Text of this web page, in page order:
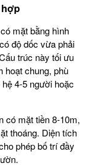
mặt bằng hình
độ dốc vừa phải
trúc này tối ưu
hoạt chung, phù
4-5 người hoặc
có mặt tiền 8-10m,
thoáng. Diện tích
phép bố trí đầy